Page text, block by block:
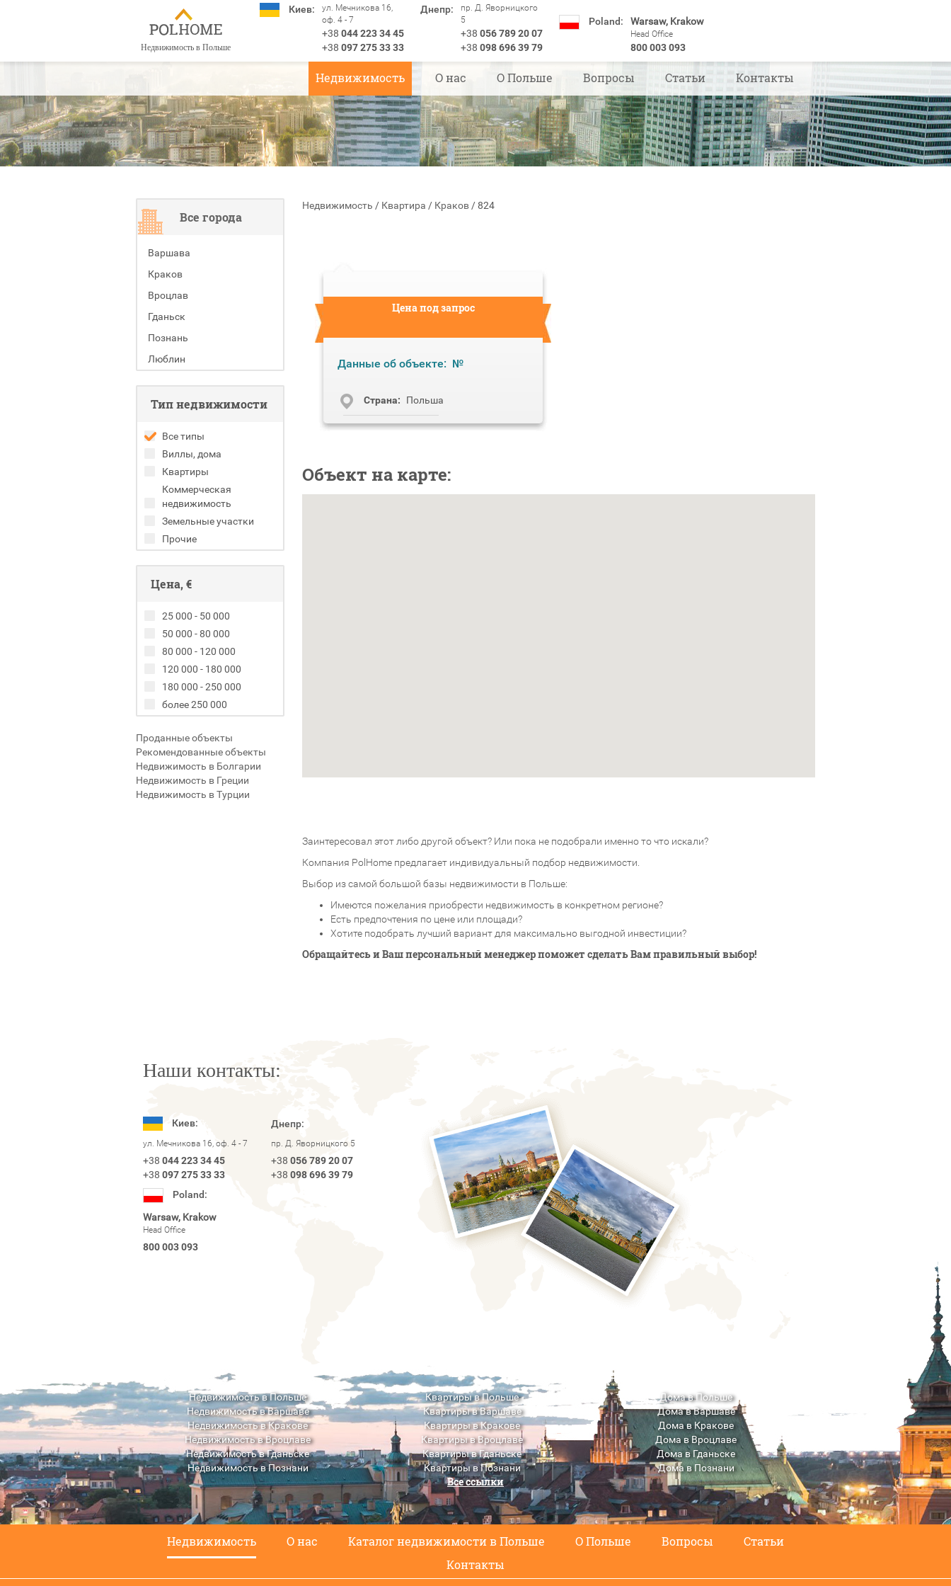
Недвижимость в Польше
Киев:
ул. Мечникова 16,
оф. 4 - 7
+38 044 223 34 45
+38 097 275 33 33
Днепр:
пр. Д. Яворницкого
5
+38 056 789 20 07
+38 098 696 39 79
Poland: Warsaw, Krakow
Head Office
800 003 093
Недвижимость О нас О Польше Вопросы Статьи Контакты
Все города
Варшава
Краков
Вроцлав
Гданьск
Познань
Люблин
Тип недвижимости
Все типы
Виллы, дома
Квартиры
Коммерческая
недвижимость
Земельные участки
Прочие
Цена, €
25 000 - 50 000
50 000 - 80 000
80 000 - 120 000
120 000 - 180 000
180 000 - 250 000
более 250 000
Проданные объекты
Рекомендованные объекты
Недвижимость в Болгарии
Недвижимость в Греции
Недвижимость в Турции
Недвижимость / Квартира / Краков /824
Цена под запрос
Данные об объекте: №
Cтрана: Польша
Объект на карте:
Заинтересовал этот либо другой объект? Или пока не подобрали именно то что искали?
Компания PolHome предлагает индивидуальный подбор недвижимости.
Выбор из самой большой базы недвижимости в Польше:
Имеются пожелания приобрести недвижимость в конкретном регионе?
Есть предпочтения по цене или площади?
Хотите подобрать лучший вариант для максимально выгодной инвестиции?
Обращайтесь и Ваш персональный менеджер поможет сделать Вам правильный выбор!
Наши контакты:
Киев:
ул. Мечникова 16, оф. 4 - 7
+38 044 223 34 45
+38 097 275 33 33
Днепр:
пр. Д. Яворницкого 5
+38 056 789 20 07
+38 098 696 39 79
Poland:
Warsaw, Krakow
Head Office
800 003 093
Недвижимость в Польше
Недвижимость в Варшаве
Недвижимость в Кракове
Недвижимость в Вроцлаве
Недвижимость в Гданьске
Недвижимость в Познани
Недвижимость в Люблине
Квартиры в Польше
Квартиры в Варшаве
Квартиры в Кракове
Квартиры в Вроцлаве
Квартиры в Гданьске
Квартиры в Познани
Квартиры в Люблине
Дома в Польше
Дома в Варшаве
Дома в Кракове
Дома в Вроцлаве
Дома в Гданьске
Дома в Познани
Дома в Люблине
Все ссылки
Недвижимость О нас Каталог недвижимости в Польше О Польше Вопросы
Статьи
Контакты